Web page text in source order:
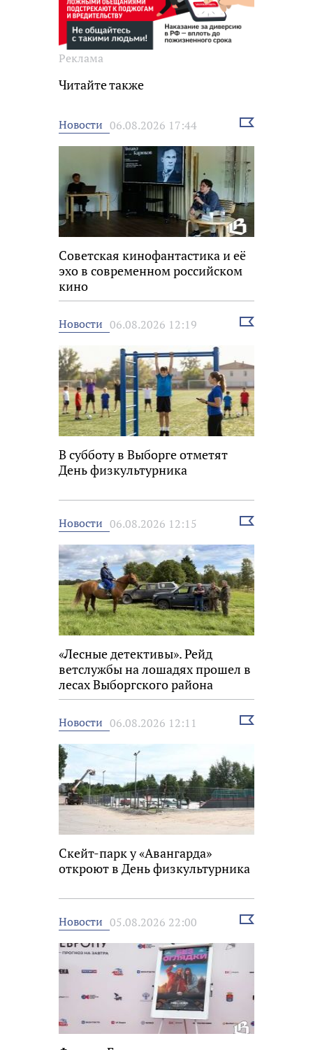
Реклама
Читайте также
Новости 06.08.2026 17:44
Выбрать
Советская кинофантастика и её
эхо в современном российском
кино
Новости 06.08.2026 12:19
Выбрать
В субботу в Выборге отметят
День физкультурника
Новости 06.08.2026 12:15
Выбрать
«Лесные детективы». Рейд
ветслужбы на лошадях прошел в
лесах Выборгского района
Новости 06.08.2026 12:11
Выбрать
Скейт-парк у «Авангарда»
откроют в День физкультурника
Новости 05.08.2026 22:00
Выбрать